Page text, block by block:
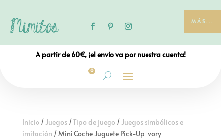
MÁS...
A partir de 60€, ¡el envío va por nuestra cuenta!
0
Inicio / Juegos/Tipo de juego / Juegos simbólicos e
imitación / Mini Coche Juguete Pick-Up Ivory